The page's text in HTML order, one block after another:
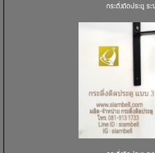
กระดิ่งติดประตู ร